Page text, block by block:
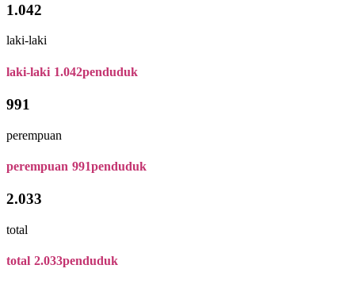
1.042
laki-laki
laki-laki 1.042penduduk
991
perempuan
perempuan 991penduduk
2.033
total
total 2.033penduduk